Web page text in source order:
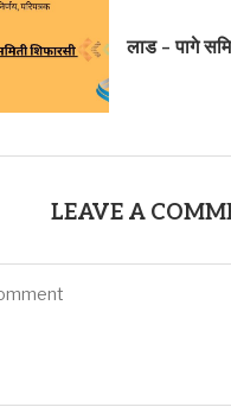
लाड – पागे
LEAVE A